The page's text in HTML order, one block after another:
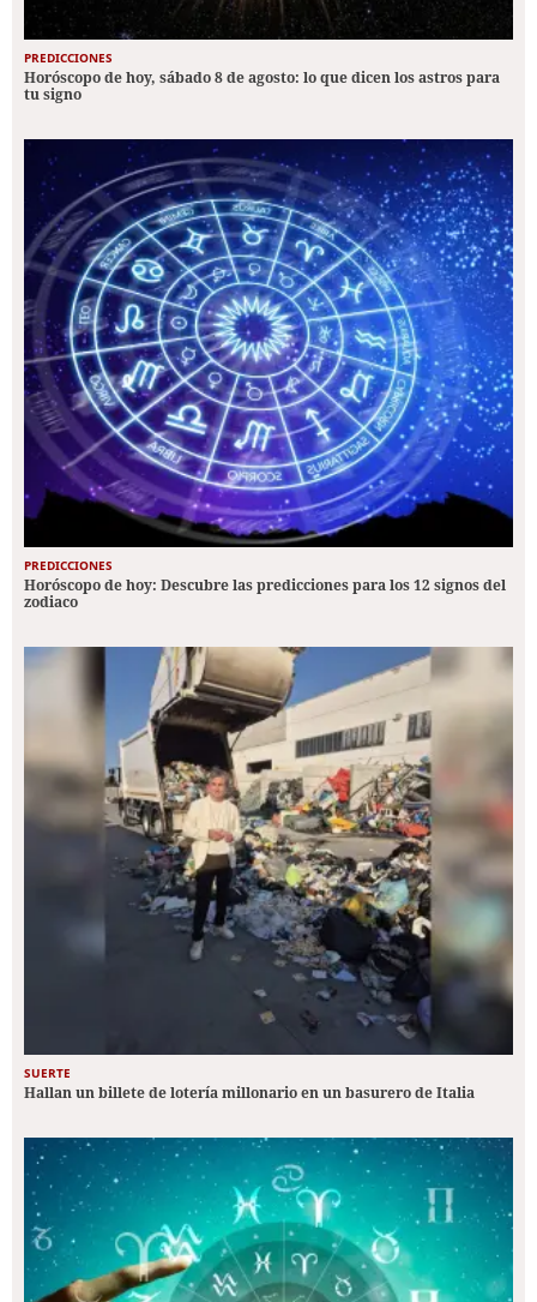
PREDICCIONES
Horóscopo de hoy, sábado 8 de agosto: lo que dicen los astros para
tu signo
PREDICCIONES
Horóscopo de hoy: Descubre las predicciones para los 12 signos del
zodiaco
SUERTE
Hallan un billete de lotería millonario en un basurero de Italia